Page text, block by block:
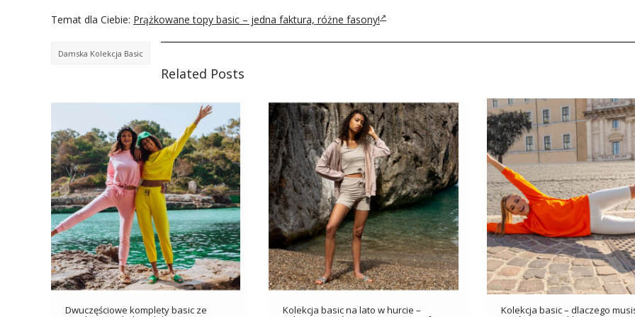
Temat dla Ciebie: Prążkowane topy basic – jedna faktura, różne fasony!
Damska Kolekcja Basic
Related Posts
Dwuczęściowe komplety basic ze Kolekcja basic na lato w hurcie – Kolekcja basic – dlaczego